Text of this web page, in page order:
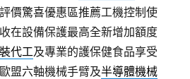
價驚喜優惠區推薦工機控制使
在設備保護最高全新增加額度
代工及專業的護保健食品享受
盟六軸機械手臂及半導體機械